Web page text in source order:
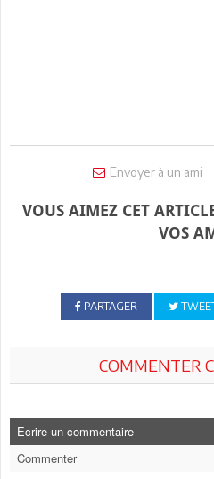
Envoyer à un ami
VOUS AIMEZ CET
VOS
PARTAGER
COMMENTER
Ecrire un commentaire
Commenter